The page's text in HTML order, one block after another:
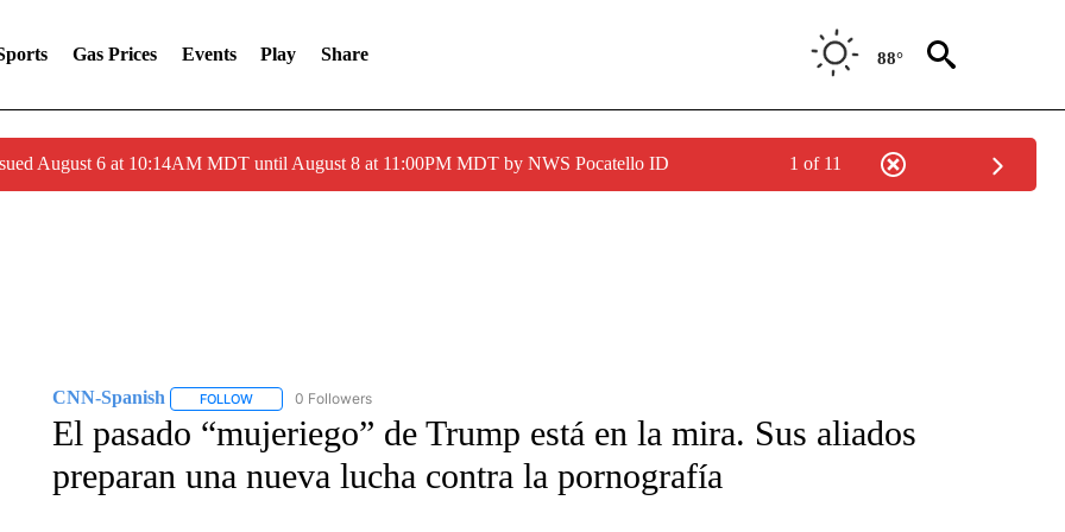
Gas Prices Events Play Share 88°
August 6 at 10:14AM MDT until August 8 at 11:00PM MDT by NWS Pocatello ID 1 of 11
CNN-Spanish FOLLOWFOLLOW "CNN-SPANISH" TO RECEIVE NOTIFICATIONS ABOUT NEW PAGES ON "CNN-SPANISH".
0 Followers
El pasado “mujeriego” de Trump está en la mira. Sus aliados
preparan una nueva lucha contra la pornografía